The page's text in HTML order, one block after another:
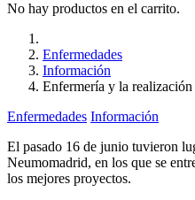
No hay productos en el carrito.
Enfermedades
Información
Enfermería y la
Enfermedades Información
El pasado 16 de junio tuvieron
Neumomadrid, en los que se
los mejores proyectos.